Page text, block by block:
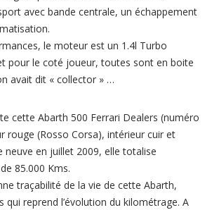
avec bande centrale, un échappement
le moteur est un 1.4l Turbo
pour le coté joueur, toutes sont en boite
avait dit « collector » …
cette Abarth 500 Ferrari Dealers (numéro
rouge (Rosso Corsa), intérieur cuir et
neuve en juillet 2009, elle totalise
85.000 Kms.
traçabilité de la vie de cette Abarth,
qui reprend l’évolution du kilométrage. A